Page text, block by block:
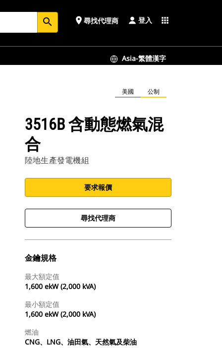
search place 尋找代理商 登入 apps
Asia-繁體漢字
美國 公制
3516B 含動態燃氣混
合
陸地生產發電機組
要求報價
尋找代理商
金鑰規格
最大額定值
1,600 ekW (2,000 kVA)
最小額定值
1,600 ekW (2,000 kVA)
燃油
CNG、LNG、油田氣、天然氣及柴油